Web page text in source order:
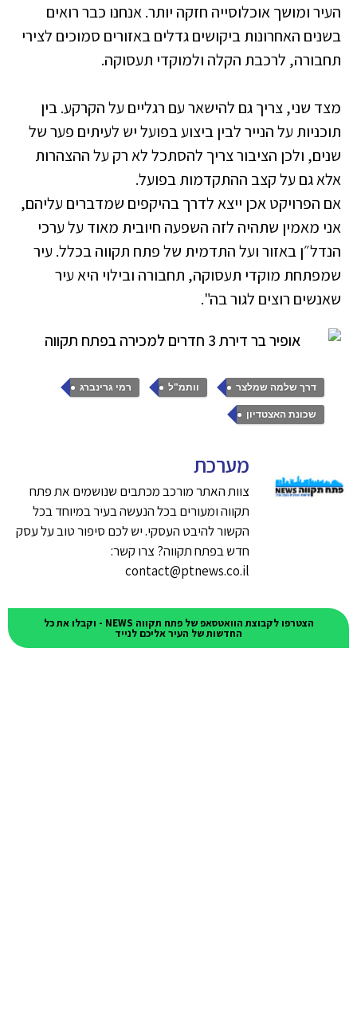
העיר ומושך אוכלוסייה חזקה יותר. אנחנו כבר רואים
בשנים האחרונות ביקושים גדלים באזורים סמוכים לצירי
תחבורה, לרכבת הקלה ולמוקדי תעסוקה.
מצד שני, צריך גם להישאר עם רגליים על הקרקע. בין
תוכניות על הנייר לבין ביצוע בפועל יש לעיתים פער של
שנים, ולכן הציבור צריך להסתכל לא רק על ההצהרות
אלא גם על קצב ההתקדמות בפועל.
אם הפרויקט אכן ייצא לדרך בהיקפים שמדברים עליהם,
אני מאמין שתהיה לזה השפעה חיובית מאוד על ערכי
הנדל״ן באזור ועל התדמית של פתח תקווה בכלל. עיר
שמפתחת מוקדי תעסוקה, תחבורה ובילוי היא עיר
שאנשים רוצים לגור בה".
דרך שלמה שמלצר , וותמ"ל , רמי גרינברג ,
שכונת האצטדיון
מערכת
צוות האתר מורכב מכתבים שנושמים את פתח
תקווה ומעורים בכל הנעשה בעיר במיוחד בכל
הקשור להיבט העסקי. יש לכם סיפור טוב על עסק
חדש בפתח תקווה? צרו קשר:
contact@ptnews.co.il
הצטרפו לקבוצת הוואטסאפ של פתח תקווה NEWS - וקבלו את כל
החדשות של העיר אליכם לנייד